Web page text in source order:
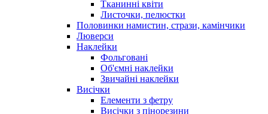
Тканинні квіти
Листочки, пелюстки
Половинки намистин, стрази, камінчики
Люверси
Наклейки
Фольговані
Об'ємні наклейки
Звичайні наклейки
Висічки
Елементи з фетру
Висічки з пінорезини